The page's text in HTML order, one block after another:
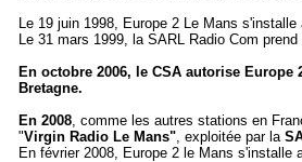
Le 19 juin 1998, Europe 2 Le Mans
Le 31 mars 1999, la SARL Radio Com prend
En octobre 2006, le CSA autorise Europe
Bretagne.
En 2008, comme les autres stations en
"Virgin Radio Le Mans", exploitée par la
En février 2008, Europe 2 le Mans s'installe